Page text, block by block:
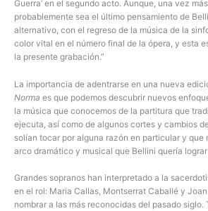
Guerra’ en el segundo acto. Aunque, una vez
probablemente sea el último pensamiento de
alternativo, con el regreso de la música de la
color vital en el número final de la ópera, y esta
la presente grabación.”
La importancia de adentrarse en una nueva
Norma es que podemos descubrir nuevos
la música que conocemos de la partitura que
ejecuta, así como de algunos cortes y cambios
solían tocar por alguna razón en particular y que
arco dramático y musical que Bellini quería
Grandes sopranos han interpretado a la
en el rol: Maria Callas, Montserrat Caballé y
nombrar a las más reconocidas del pasado siglo.